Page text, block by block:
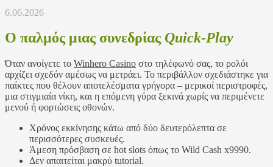
6.06.2026
Ο παλμός μιας συνεδρίας Quick‑Play
Όταν ανοίγετε το Winhero Casino στο τηλέφωνό σας, το ρολόι
αρχίζει σχεδόν αμέσως να μετράει. Το περιβάλλον σχεδιάστηκε για
παίκτες που θέλουν αποτελέσματα γρήγορα – μερικοί περιστροφές,
μια στιγμιαία νίκη, και η επόμενη γύρα ξεκινά χωρίς να περιμένετε
μενού ή φορτώσεις οθονών.
Χρόνος εκκίνησης κάτω από δύο δευτερόλεπτα σε
περισσότερες συσκευές.
Άμεση πρόσβαση σε hot slots όπως το Wild Cash x9990.
Δεν απαιτείται μακρύ tutorial.